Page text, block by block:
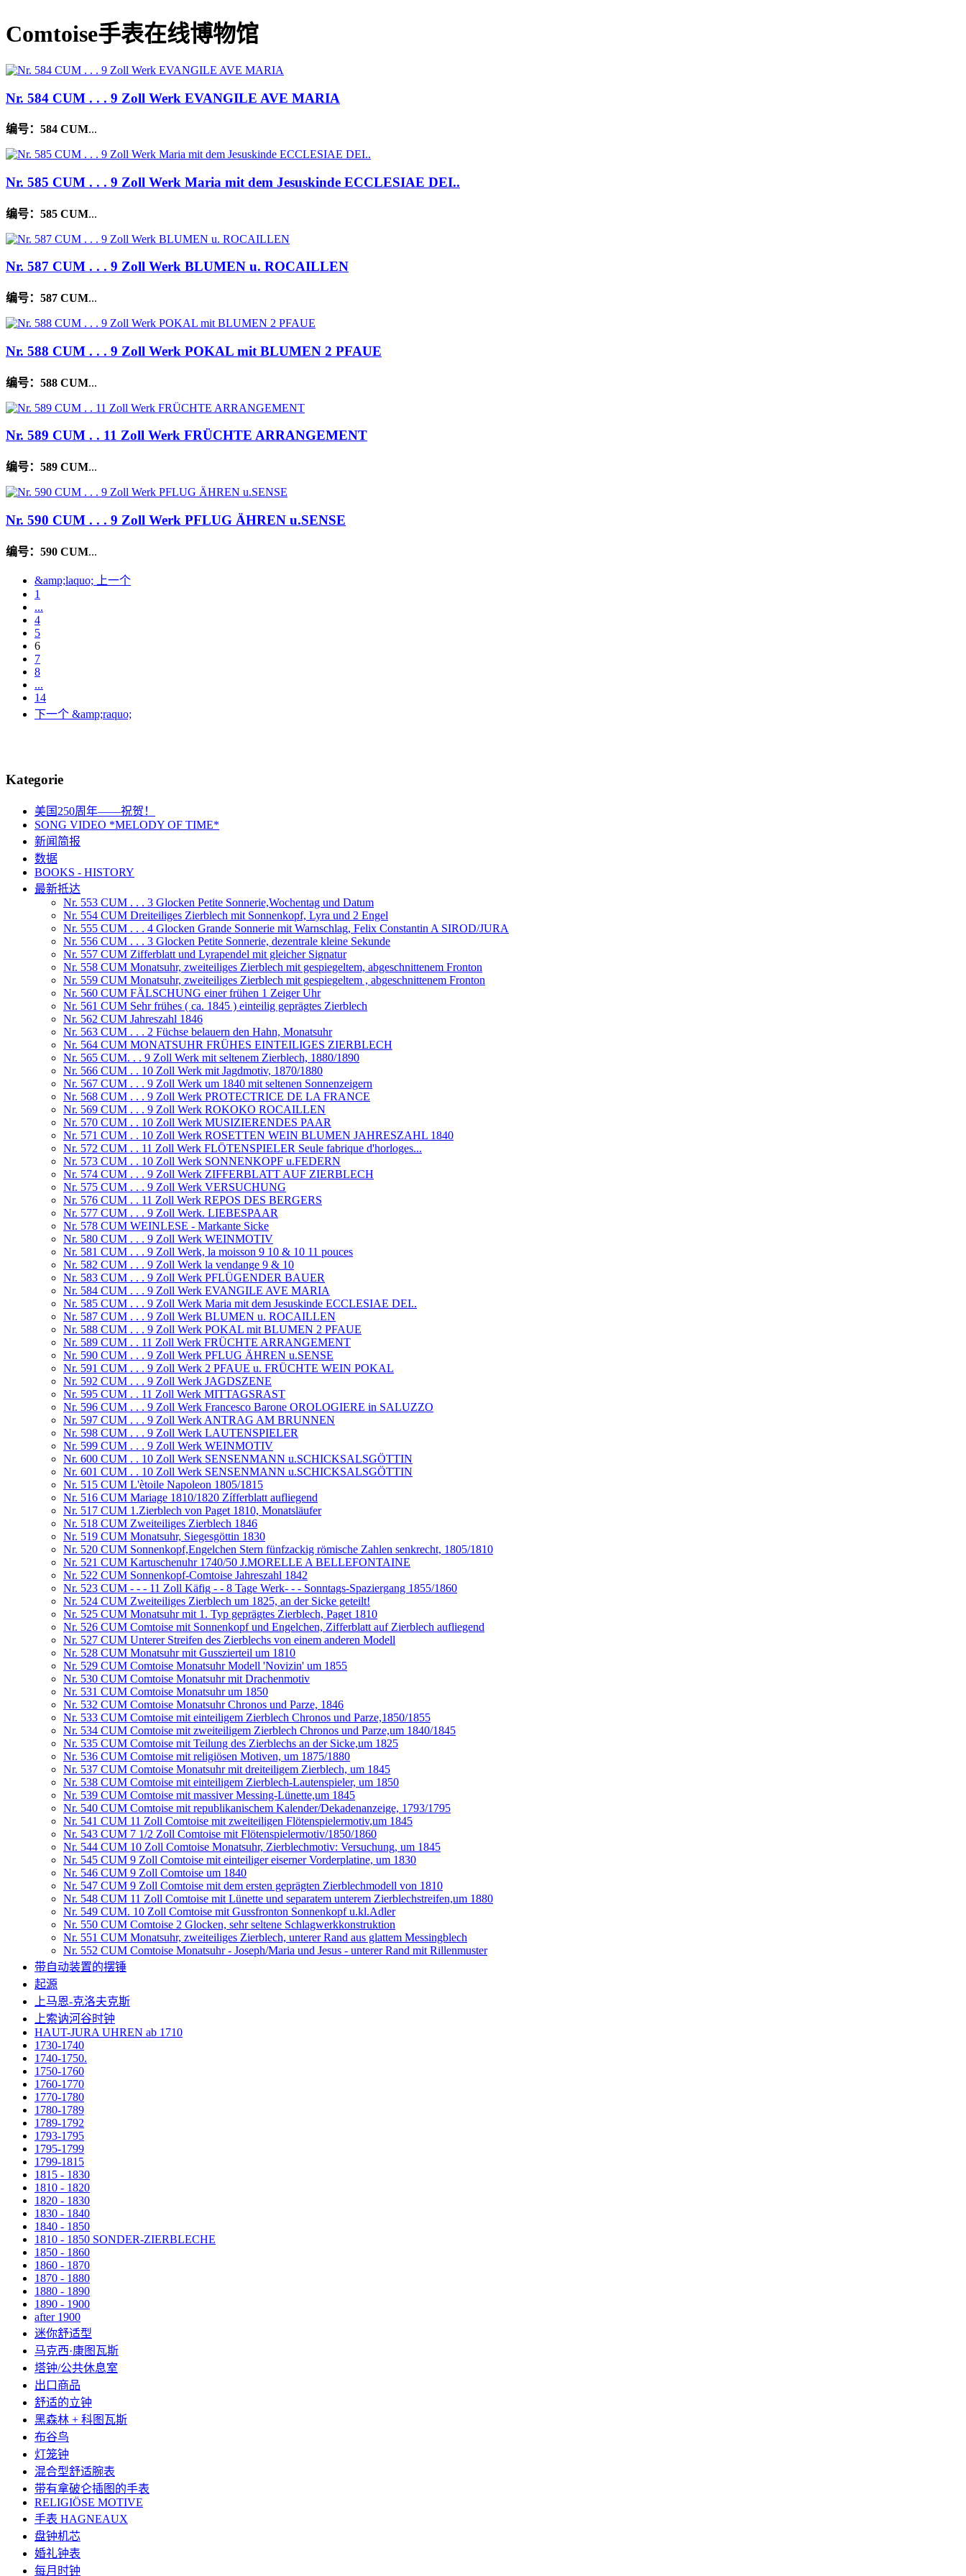
Comtoise手表在线博物馆
Nr. 584 CUM . . . 9 Zoll Werk EVANGILE AVE MARIA
编号： 584 CUM...
Nr. 585 CUM . . . 9 Zoll Werk Maria mit dem Jesuskinde ECCLESIAE DEI..
编号： 585 CUM...
Nr. 587 CUM . . . 9 Zoll Werk BLUMEN u. ROCAILLEN
编号： 587 CUM...
Nr. 588 CUM . . . 9 Zoll Werk POKAL mit BLUMEN 2 PFAUE
编号： 588 CUM...
Nr. 589 CUM . . 11 Zoll Werk FRÜCHTE ARRANGEMENT
编号： 589 CUM...
Nr. 590 CUM . . . 9 Zoll Werk PFLUG ÄHREN u.SENSE
编号： 590 CUM...
&amp;laquo; 上一个
1
...
4
5
6
7
8
...
14
下一个 &amp;raquo;
Kategorie
美国250周年——祝贺！
SONG VIDEO *MELODY OF TIME*
新闻简报
数据
BOOKS - HISTORY
最新抵达
Nr. 553 CUM . . . 3 Glocken Petite Sonnerie,Wochentag und Datum
Nr. 554 CUM Dreiteiliges Zierblech mit Sonnenkopf, Lyra und 2 Engel
Nr. 555 CUM . . . 4 Glocken Grande Sonnerie mit Warnschlag, Felix Constantin A SIROD/JURA
Nr. 556 CUM . . . 3 Glocken Petite Sonnerie, dezentrale kleine Sekunde
Nr. 557 CUM Zifferblatt und Lyrapendel mit gleicher Signatur
Nr. 558 CUM Monatsuhr, zweiteiliges Zierblech mit gespiegeltem, abgeschnittenem Fronton
Nr. 559 CUM Monatsuhr, zweiteiliges Zierblech mit gespiegeltem , abgeschnittenem Fronton
Nr. 560 CUM FÄLSCHUNG einer frühen 1 Zeiger Uhr
Nr. 561 CUM Sehr frühes ( ca. 1845 ) einteilig geprägtes Zierblech
Nr. 562 CUM Jahreszahl 1846
Nr. 563 CUM . . . 2 Füchse belauern den Hahn, Monatsuhr
Nr. 564 CUM MONATSUHR FRÜHES EINTEILIGES ZIERBLECH
Nr. 565 CUM. . . 9 Zoll Werk mit seltenem Zierblech, 1880/1890
Nr. 566 CUM . . 10 Zoll Werk mit Jagdmotiv, 1870/1880
Nr. 567 CUM . . . 9 Zoll Werk um 1840 mit seltenen Sonnenzeigern
Nr. 568 CUM . . . 9 Zoll Werk PROTECTRICE DE LA FRANCE
Nr. 569 CUM . . . 9 Zoll Werk ROKOKO ROCAILLEN
Nr. 570 CUM . . 10 Zoll Werk MUSIZIERENDES PAAR
Nr. 571 CUM . . 10 Zoll Werk ROSETTEN WEIN BLUMEN JAHRESZAHL 1840
Nr. 572 CUM . . 11 Zoll Werk FLÖTENSPIELER Seule fabrique d'horloges...
Nr. 573 CUM . . 10 Zoll Werk SONNENKOPF u.FEDERN
Nr. 574 CUM . . . 9 Zoll Werk ZIFFERBLATT AUF ZIERBLECH
Nr. 575 CUM . . . 9 Zoll Werk VERSUCHUNG
Nr. 576 CUM . . 11 Zoll Werk REPOS DES BERGERS
Nr. 577 CUM . . . 9 Zoll Werk. LIEBESPAAR
Nr. 578 CUM WEINLESE - Markante Sicke
Nr. 580 CUM . . . 9 Zoll Werk WEINMOTIV
Nr. 581 CUM . . . 9 Zoll Werk, la moisson 9 10 & 10 11 pouces
Nr. 582 CUM . . . 9 Zoll Werk la vendange 9 & 10
Nr. 583 CUM . . . 9 Zoll Werk PFLÜGENDER BAUER
Nr. 584 CUM . . . 9 Zoll Werk EVANGILE AVE MARIA
Nr. 585 CUM . . . 9 Zoll Werk Maria mit dem Jesuskinde ECCLESIAE DEI..
Nr. 587 CUM . . . 9 Zoll Werk BLUMEN u. ROCAILLEN
Nr. 588 CUM . . . 9 Zoll Werk POKAL mit BLUMEN 2 PFAUE
Nr. 589 CUM . . 11 Zoll Werk FRÜCHTE ARRANGEMENT
Nr. 590 CUM . . . 9 Zoll Werk PFLUG ÄHREN u.SENSE
Nr. 591 CUM . . . 9 Zoll Werk 2 PFAUE u. FRÜCHTE WEIN POKAL
Nr. 592 CUM . . . 9 Zoll Werk JAGDSZENE
Nr. 595 CUM . . 11 Zoll Werk MITTAGSRAST
Nr. 596 CUM . . . 9 Zoll Werk Francesco Barone OROLOGIERE in SALUZZO
Nr. 597 CUM . . . 9 Zoll Werk ANTRAG AM BRUNNEN
Nr. 598 CUM . . . 9 Zoll Werk LAUTENSPIELER
Nr. 599 CUM . . . 9 Zoll Werk WEINMOTIV
Nr. 600 CUM . . 10 Zoll Werk SENSENMANN u.SCHICKSALSGÖTTIN
Nr. 601 CUM . . 10 Zoll Werk SENSENMANN u.SCHICKSALSGÖTTIN
Nr. 515 CUM L'ètoile Napoleon 1805/1815
Nr. 516 CUM Mariage 1810/1820 Zífferblatt aufliegend
Nr. 517 CUM 1.Zierblech von Paget 1810, Monatsläufer
Nr. 518 CUM Zweiteiliges Zierblech 1846
Nr. 519 CUM Monatsuhr, Siegesgöttin 1830
Nr. 520 CUM Sonnenkopf,Engelchen Stern fünfzackig römische Zahlen senkrecht, 1805/1810
Nr. 521 CUM Kartuschenuhr 1740/50 J.MORELLE A BELLEFONTAINE
Nr. 522 CUM Sonnenkopf-Comtoise Jahreszahl 1842
Nr. 523 CUM - - - 11 Zoll Käfig - - 8 Tage Werk- - - Sonntags-Spaziergang 1855/1860
Nr. 524 CUM Zweiteiliges Zierblech um 1825, an der Sicke geteilt!
Nr. 525 CUM Monatsuhr mit 1. Typ geprägtes Zierblech, Paget 1810
Nr. 526 CUM Comtoise mit Sonnenkopf und Engelchen, Zifferblatt auf Zierblech aufliegend
Nr. 527 CUM Unterer Streifen des Zierblechs von einem anderen Modell
Nr. 528 CUM Monatsuhr mit Gusszierteil um 1810
Nr. 529 CUM Comtoise Monatsuhr Modell 'Novizin' um 1855
Nr. 530 CUM Comtoise Monatsuhr mit Drachenmotiv
Nr. 531 CUM Comtoise Monatsuhr um 1850
Nr. 532 CUM Comtoise Monatsuhr Chronos und Parze, 1846
Nr. 533 CUM Comtoise mit einteiligem Zierblech Chronos und Parze,1850/1855
Nr. 534 CUM Comtoise mit zweiteiligem Zierblech Chronos und Parze,um 1840/1845
Nr. 535 CUM Comtoise mit Teilung des Zierblechs an der Sicke,um 1825
Nr. 536 CUM Comtoise mit religiösen Motiven, um 1875/1880
Nr. 537 CUM Comtoise Monatsuhr mit dreiteiligem Zierblech, um 1845
Nr. 538 CUM Comtoise mit einteiligem Zierblech-Lautenspieler, um 1850
Nr. 539 CUM Comtoise mit massiver Messing-Lünette,um 1845
Nr. 540 CUM Comtoise mit republikanischem Kalender/Dekadenanzeige, 1793/1795
Nr. 541 CUM 11 Zoll Comtoise mit zweiteiligen Flötenspielermotiv,um 1845
Nr. 543 CUM 7 1/2 Zoll Comtoise mit Flötenspielermotiv/1850/1860
Nr. 544 CUM 10 Zoll Comtoise Monatsuhr, Zierblechmotiv: Versuchung, um 1845
Nr. 545 CUM 9 Zoll Comtoise mit einteiliger eiserner Vorderplatine, um 1830
Nr. 546 CUM 9 Zoll Comtoise um 1840
Nr. 547 CUM 9 Zoll Comtoise mit dem ersten geprägten Zierblechmodell von 1810
Nr. 548 CUM 11 Zoll Comtoise mit Lünette und separatem unterem Zierblechstreifen,um 1880
Nr. 549 CUM. 10 Zoll Comtoise mit Gussfronton Sonnenkopf u.kl.Adler
Nr. 550 CUM Comtoise 2 Glocken, sehr seltene Schlagwerkkonstruktion
Nr. 551 CUM Monatsuhr, zweiteiliges Zierblech, unterer Rand aus glattem Messingblech
Nr. 552 CUM Comtoise Monatsuhr - Joseph/Maria und Jesus - unterer Rand mit Rillenmuster
带自动装置的摆锤
起源
上马恩-克洛夫克斯
上索讷河谷时钟
HAUT-JURA UHREN ab 1710
1730-1740
1740-1750.
1750-1760
1760-1770
1770-1780
1780-1789
1789-1792
1793-1795
1795-1799
1799-1815
1815 - 1830
1810 - 1820
1820 - 1830
1830 - 1840
1840 - 1850
1810 - 1850 SONDER-ZIERBLECHE
1850 - 1860
1860 - 1870
1870 - 1880
1880 - 1890
1890 - 1900
after 1900
迷你舒适型
马克西·康图瓦斯
塔钟/公共休息室
出口商品
舒适的立钟
黑森林 + 科图瓦斯
布谷鸟
灯笼钟
混合型舒适腕表
带有拿破仑插图的手表
RELIGIÖSE MOTIVE
手表 HAGNEAUX
盘钟机芯
婚礼钟表
每月时钟